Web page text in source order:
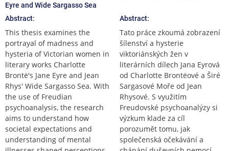
Eyre and Wide Sargasso Sea
Abstract:
This thesis examines the
portrayal of madness and
hysteria of Victorian women in
literary works Charlotte
Brontë's Jane Eyre and Jean
Rhys' Wide Sargasso Sea. With
the use of Freudian
psychoanalysis, the research
aims to understand how
societal expectations and
understanding of mental
Abstract:
Tato práce zkoumá zobrazení
šílenství a hysterie
viktoriánských žen v
literárních dílech Jana Eyrová
od Charlotte Brontëové a Širé
Sargasové Moře od Jean
Rhysové. S využitím
Freudovské psychoanalýzy si
výzkum klade za cíl
porozumět tomu, jak
společenská očekávání a